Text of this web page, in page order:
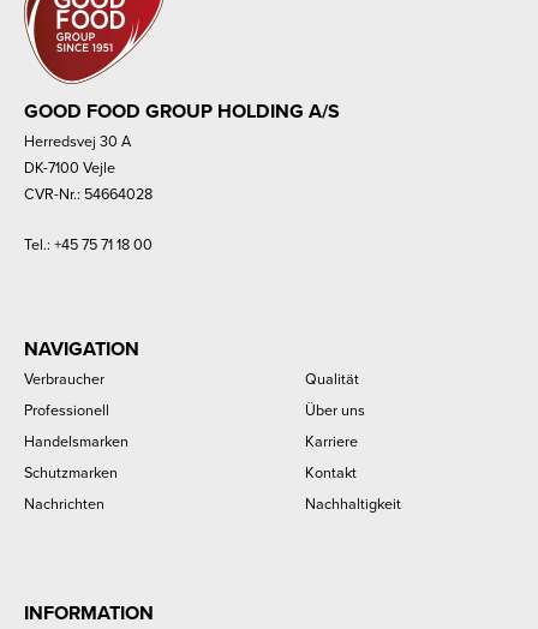
GOOD FOOD GROUP HOLDING A/S
Herredsvej 30 A
DK-7100 Vejle
CVR-Nr.: 54664028
Tel.: +45 75 71 18 00
NAVIGATION
Verbraucher
Professionell
Handelsmarken
Schutzmarken
Nachrichten
Qualität
Über uns
Karriere
Kontakt
Nachhaltigkeit
INFORMATION